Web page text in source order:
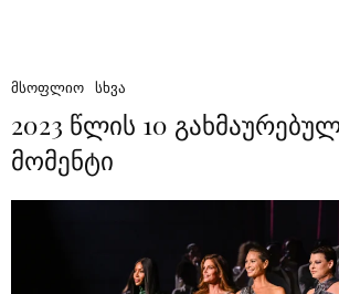
ᲛᲡᲝᲤᲚᲘᲝ ᲡᲮᲕᲐ
2023 წლის 10
მომენტი